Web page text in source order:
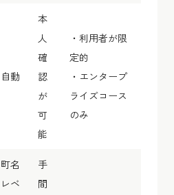
自動
本
人
確
認
が
可
能
・利用者が限
定的
・エンタープ
ライズコース
のみ
町名
レベ
手
間